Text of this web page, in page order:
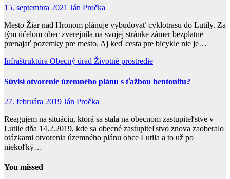
15. septembra 2021 Ján Pročka
Mesto Žiar nad Hronom plánuje vybudovať cyklotrasu do Lutily. Za
tým účelom obec zverejnila na svojej stránke zámer bezplatne
prenajať pozemky pre mesto. Aj keď cesta pre bicykle nie je…
Infraštruktúra Obecný úrad Životné prostredie
Súvisí otvorenie územného plánu s ťažbou bentonitu?
27. februára 2019 Ján Pročka
Reagujem na situáciu, ktorá sa stala na obecnom zastupiteľstve v
Lutile dňa 14.2.2019, kde sa obecné zastupiteľstvo znova zaoberalo
otázkami otvorenia územného plánu obce Lutila a to už po
niekoľký…
You missed